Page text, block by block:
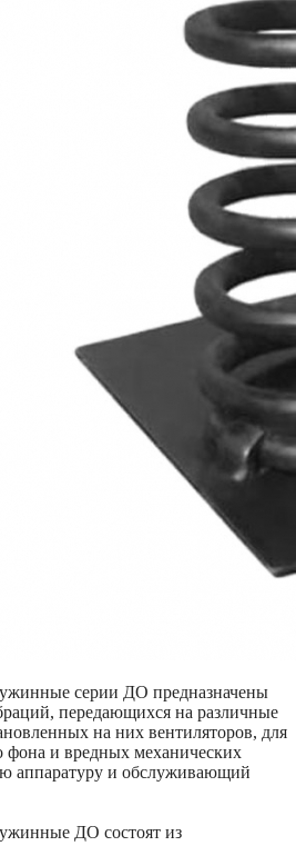
серии ДО предназначены
передающихся на различные
на них вентиляторов, для
и вредных механических
аппаратуру и обслуживающий
ДО состоят из